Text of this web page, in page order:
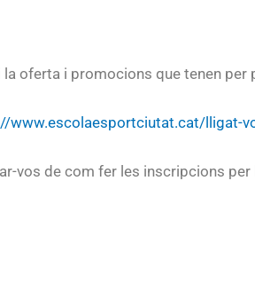
oferta i promocions que tenen per
www.escolaesportciutat.cat/lligat-
de com fer les inscripcions